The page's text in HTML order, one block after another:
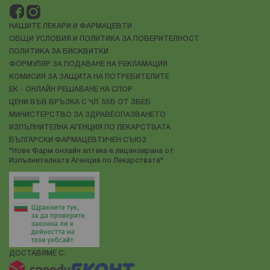
НАШИТЕ ЛЕКАРИ И ФАРМАЦЕВТИ
ОБЩИ УСЛОВИЯ И ПОЛИТИКА ЗА ПОВЕРИТЕЛНОСТ
ПОЛИТИКА ЗА БИСКВИТКИ
ФОРМУЛЯР ЗА ПОДАВАНЕ НА РЕКЛАМАЦИЯ
КОМИСИЯ ЗА ЗАЩИТА НА ПОТРЕБИТЕЛИТЕ
ЕК - ОНЛАЙН РЕШАВАНЕ НА СПОР
ЦЕНИ ВЪВ ВРЪЗКА С ЧЛ. 55Б ОТ ЗВЕБ
МИНИСТЕРСТВО ЗА ЗДРАВЕОПАЗВАНЕТО
ИЗПЪЛНИТЕЛНА АГЕНЦИЯ ПО ЛЕКАРСТВАТА
БЪЛГАРСКИ ФАРМАЦЕВТИЧЕН СЪЮЗ
"Нове Фарм онлайн аптека е лицензирана от
Изпълнителната Агенция по Лекарствата"
ДОСТАВЯМЕ С: